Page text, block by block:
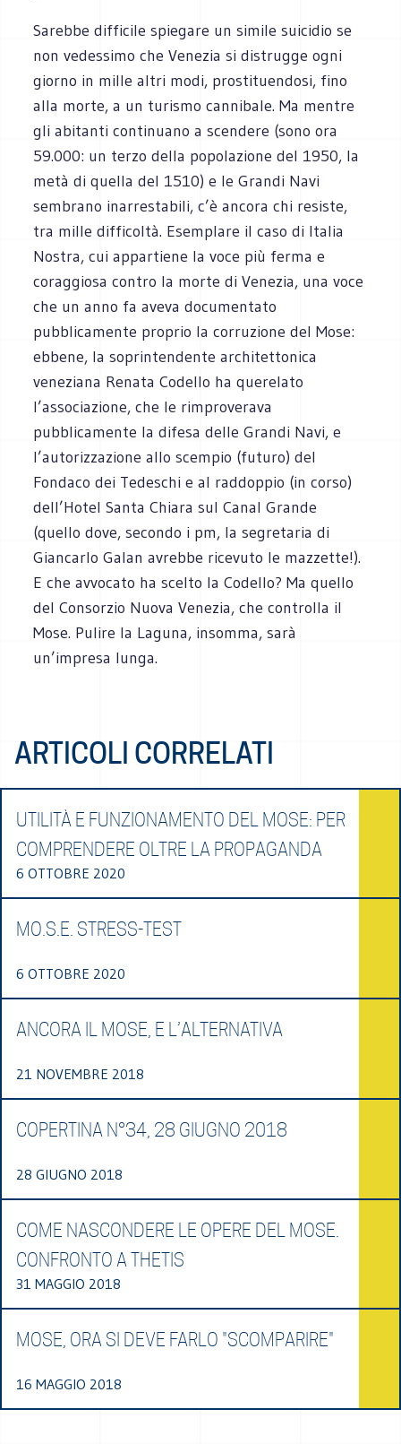
Sarebbe difficile spiegare un simile suicidio se
non vedessimo che Venezia si distrugge ogni
giorno in mille altri modi, prostituendosi, fino
alla morte, a un turismo cannibale. Ma mentre
gli abitanti continuano a scendere (sono ora
59.000: un terzo della popolazione del 1950, la
metà di quella del 1510) e le Grandi Navi
sembrano inarrestabili, c’è ancora chi resiste,
tra mille difficoltà. Esemplare il caso di Italia
Nostra, cui appartiene la voce più ferma e
coraggiosa contro la morte di Venezia, una voce
che un anno fa aveva documentato
pubblicamente proprio la corruzione del Mose:
ebbene, la soprintendente architettonica
veneziana Renata Codello ha querelato
l’associazione, che le rimproverava
pubblicamente la difesa delle Grandi Navi, e
l’autorizzazione allo scempio (futuro) del
Fondaco dei Tedeschi e al raddoppio (in corso)
dell’Hotel Santa Chiara sul Canal Grande
(quello dove, secondo i pm, la segretaria di
Giancarlo Galan avrebbe ricevuto le mazzette!).
E che avvocato ha scelto la Codello? Ma quello
del Consorzio Nuova Venezia, che controlla il
Mose. Pulire la Laguna, insomma, sarà
un’impresa lunga.
ARTICOLI CORRELATI
UTILITÀ E FUNZIONAMENTO DEL MOSE: PER
COMPRENDERE OLTRE LA PROPAGANDA
6 OTTOBRE 2020
MO.S.E. STRESS-TEST
6 OTTOBRE 2020
ANCORA IL MOSE, E L’ALTERNATIVA
21 NOVEMBRE 2018
COPERTINA N°34, 28 GIUGNO 2018
28 GIUGNO 2018
COME NASCONDERE LE OPERE DEL MOSE.
CONFRONTO A THETIS
31 MAGGIO 2018
MOSE, ORA SI DEVE FARLO "SCOMPARIRE"
16 MAGGIO 2018